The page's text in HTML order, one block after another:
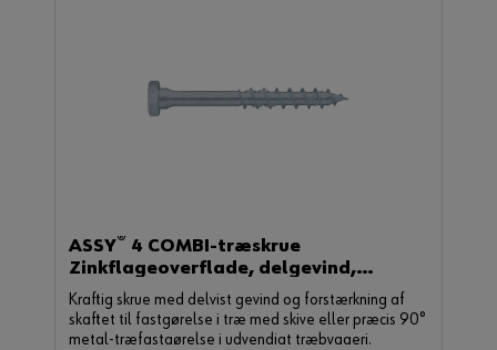
ASSY® 4 COMBI-træskrue
Zinkflageoverflade, delgevind,
sekskantet hoved
Kraftig skrue med delvist gevind og forstærkning af
skaftet til fastgørelse i træ med skive eller præcis 90°
metal-træfastgørelse i udvendigt træbyggeri.